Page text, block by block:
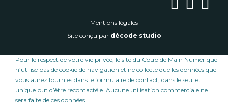
Mentions légales
Site conçu par décode studio
Pour le respect de votre vie privée, le site du Coup de Main Numérique
n’utilise pas de cookie de navigation et ne collecte que les données que
vous aurez fournies dans le formulaire de contact, dans le seul et
unique but d’être recontacté·e. Aucune utilisation commerciale ne
sera faite de ces données.